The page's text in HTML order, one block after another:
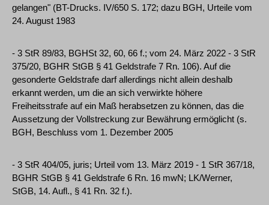
gelangen" (BT-Drucks. IV/650 S. 172; dazu BGH, Urteile vom
24. August 1983
- 3 StR 89/83, BGHSt 32, 60, 66 f.; vom 24. März 2022 - 3 StR
375/20, BGHR StGB § 41 Geldstrafe 7 Rn. 106). Auf die
gesonderte Geldstrafe darf allerdings nicht allein deshalb
erkannt werden, um die an sich verwirkte höhere
Freiheitsstrafe auf ein Maß herabsetzen zu können, das die
Aussetzung der Vollstreckung zur Bewährung ermöglicht (s.
BGH, Beschluss vom 1. Dezember 2005
- 3 StR 404/05, juris; Urteil vom 13. März 2019 - 1 StR 367/18,
BGHR StGB § 41 Geldstrafe 6 Rn. 16 mwN; LK/Werner,
StGB, 14. Aufl., § 41 Rn. 32 f.).